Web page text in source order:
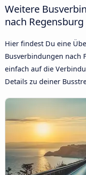
Weitere
nach Regensburg
Hier findest Du eine
Busverbindungen nach
einfach auf die
Details zu deiner